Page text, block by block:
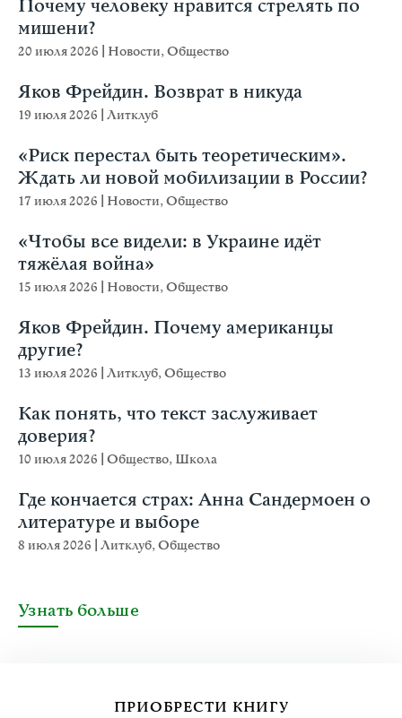
Почему человеку нравится стрелять по
мишени?
20 июля 2026 Новости,Общество
Яков Фрейдин. Возврат в никуда
19 июля 2026 Литклуб
«Риск перестал быть теоретическим».
Ждать ли новой мобилизации в России?
17 июля 2026 Новости,Общество
«Чтобы все видели: в Украине идёт
тяжёлая война»
15 июля 2026 Новости,Общество
Яков Фрейдин. Почему американцы
другие?
13 июля 2026 Литклуб,Общество
Как понять, что текст заслуживает
доверия?
10 июля 2026 Общество, Школа
Где кончается страх: Анна Сандермоен о
литературе и выборе
8 июля 2026 Литклуб,Общество
Узнать больше
ПРИОБРЕСТИ КНИГУ